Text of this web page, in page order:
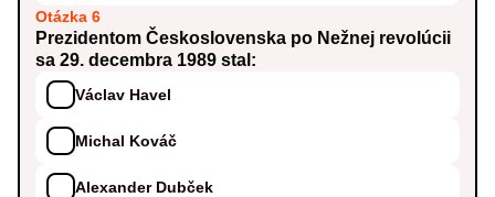
Otázka 6
Prezidentom Československa po Nežnej revolúcii
sa 29. decembra 1989 stal:
Václav Havel
Michal Kováč
Alexander Dubček